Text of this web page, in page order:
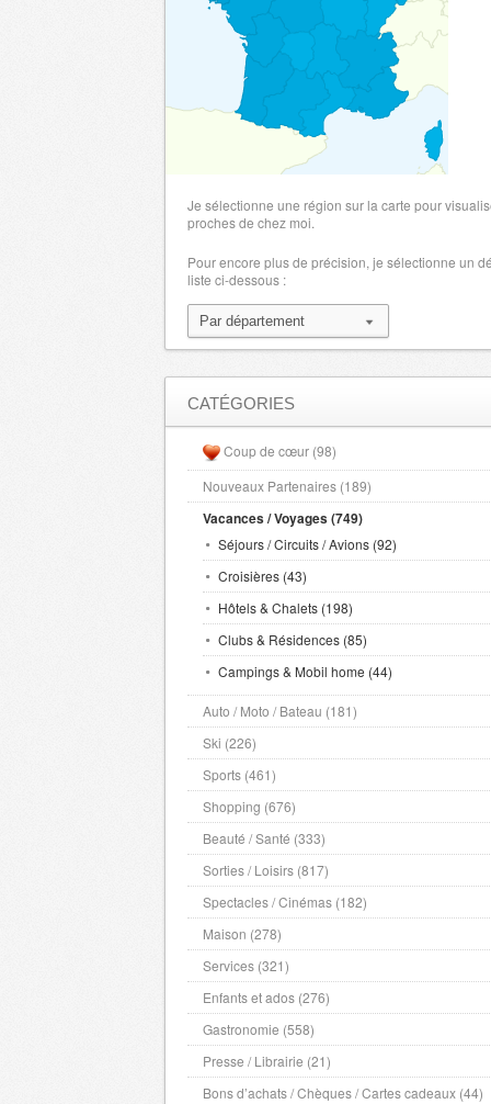
Je sélectionne une région sur la carte pour
proches de chez moi.
Pour encore plus de précision, je sélectionne un
liste ci-dessous :
CATÉGORIES
Coup de cœur (98)
Nouveaux Partenaires (189)
Vacances / Voyages (749)
Séjours / Circuits / Avions (92)
Croisières (43)
Hôtels & Chalets (198)
Clubs & Résidences (85)
Campings & Mobil home (44)
Auto / Moto / Bateau (181)
Ski (226)
Sports (461)
Shopping (676)
Beauté / Santé (333)
Sorties / Loisirs (817)
Spectacles / Cinémas (182)
Maison (278)
Services (321)
Enfants et ados (276)
Gastronomie (558)
Presse / Librairie (21)
Bons d’achats / Chèques / Cartes cadeaux (44)